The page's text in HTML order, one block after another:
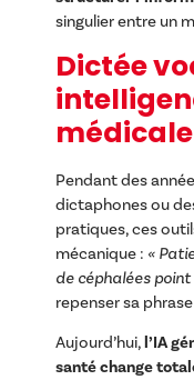
singulier entre un
Dictée
médicale
Pendant des
dictaphones ou
pratiques, ces
mécanique : «
de céphalées point
repenser sa
Aujourd’hui,l’IA
santé change